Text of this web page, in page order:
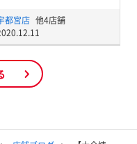
都宮店 他4店舗